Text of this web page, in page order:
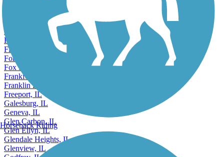
Elmwood Park, IL
Evergreen Park, IL
Fairview Heights, IL
Flossmoor, IL
Forest Park, IL
Fox Lake, IL
Frankfort, IL
Franklin Park, IL
Freeport, IL
Galesburg, IL
Geneva, IL
Glen Carbon, IL
Glen Ellyn, IL
Glendale Heights, IL
Glenview, IL
Horseback Riding